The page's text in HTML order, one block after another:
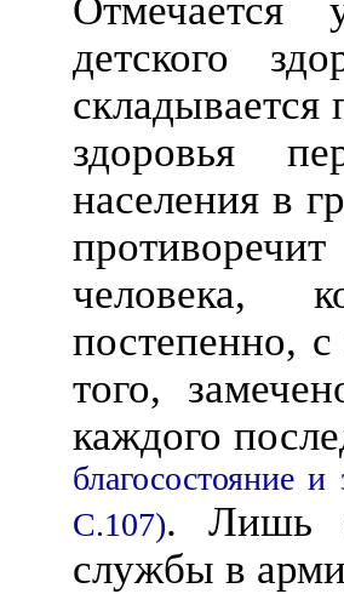
Отмечается
детского
складывается
здоровья
населения в
человека,
постепенно,
того,
каждого
благосостояние
С.107). Лишь
службы в